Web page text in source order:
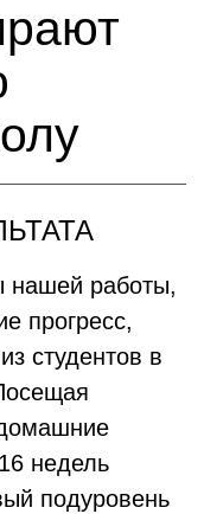
нашей работы,
прогресс,
студентов в
недель
подуровень